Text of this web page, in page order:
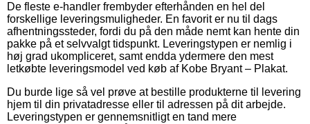
De fleste e-handler frembyder efterhånden en hel del
forskellige leveringsmuligheder. En favorit er nu til dags
afhentningssteder, fordi du på den måde nemt kan hente din
pakke på et selvvalgt tidspunkt. Leveringstypen er nemlig i
høj grad ukompliceret, samt endda ydermere den mest
letkøbte leveringsmodel ved køb af Kobe Bryant – Plakat.
Du burde lige så vel prøve at bestille produkterne til levering
hjem til din privatadresse eller til adressen på dit arbejde.
Leveringstypen er gennemsnitligt en tand mere